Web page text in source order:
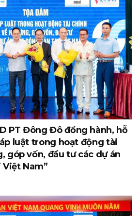
PT Đông Đô đồng hành, hỗ
luật trong hoạt động tài
góp vốn, đầu tư các dự án
Nam”